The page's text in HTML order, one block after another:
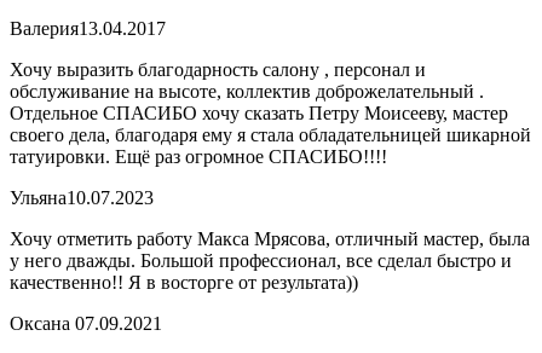
Валерия13.04.2017
Хочу выразить благодарность салону , персонал и
обслуживание на высоте, коллектив доброжелательный .
Отдельное СПАСИБО хочу сказать Петру Моисееву, мастер
своего дела, благодаря ему я стала обладательницей шикарной
татуировки. Ещё раз огромное СПАСИБО!!!!
Ульяна10.07.2023
Хочу отметить работу Макса Мрясова, отличный мастер, была
у него дважды. Большой профессионал, все сделал быстро и
качественно!! Я в восторге от результата))
Оксана 07.09.2021